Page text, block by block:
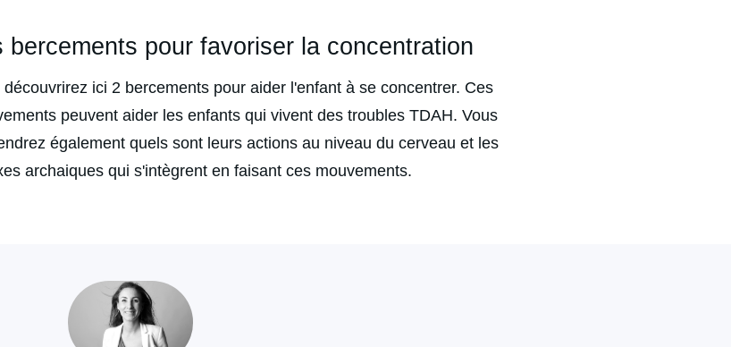
bercements pour favoriser la concentration
découvrirez ici 2 bercements pour aider l'enfant à se concentrer. Ces
peuvent aider les enfants qui vivent des troubles TDAH. Vous
également quels sont leurs actions au niveau du cerveau et les
archaiques qui s'intègrent en faisant ces mouvements.